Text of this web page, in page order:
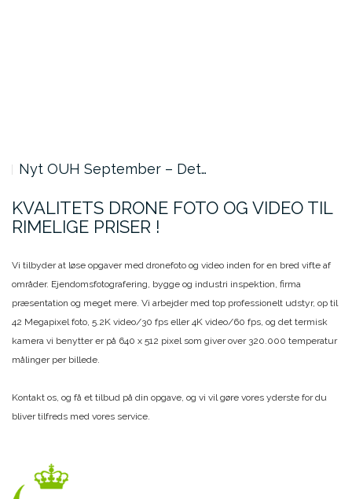
Nyt OUH September – Det…
KVALITETS DRONE FOTO OG VIDEO TIL
RIMELIGE PRISER !
Vi tilbyder at løse opgaver med dronefoto og video inden for en bred vifte af
områder. Ejendomsfotografering, bygge og industri inspektion, firma
præsentation og meget mere. Vi arbejder med top professionelt udstyr, op til
42 Megapixel foto, 5.2K video/30 fps eller 4K video/60 fps, og det termisk
kamera vi benytter er på 640 x 512 pixel som giver over 320.000 temperatur
målinger per billede.
Kontakt os, og få et tilbud på din opgave, og vi vil gøre vores yderste for du
bliver tilfreds med vores service.